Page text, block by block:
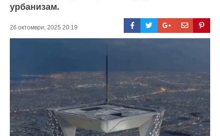
урбанизам.
26 октомври, 2025 20:19